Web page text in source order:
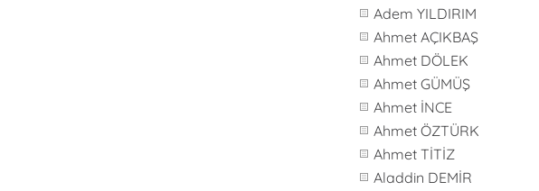
Adem YILDIRIM
Ahmet AÇIKBAŞ
Ahmet DÖLEK
Ahmet GÜMÜŞ
Ahmet İNCE
Ahmet ÖZTÜRK
Ahmet TİTİZ
Aladdin DEMİR